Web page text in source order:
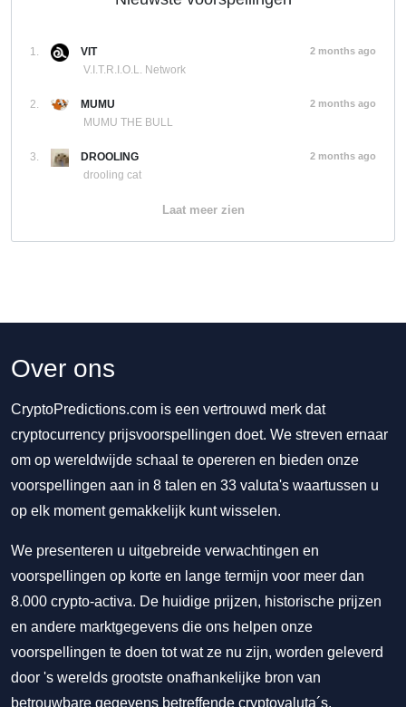
1.
VIT
V.I.T.R.I.O.L. Network
2 months ago
2.
MUMU
MUMU THE BULL
2 months ago
3.
DROOLING
drooling cat
2 months ago
Laat meer zien
Over ons
CryptoPredictions.com is een vertrouwd merk dat
cryptocurrency prijsvoorspellingen doet. We streven ernaar
om op wereldwijde schaal te opereren en bieden onze
voorspellingen aan in 8 talen en 33 valuta's waartussen u
op elk moment gemakkelijk kunt wisselen.
We presenteren u uitgebreide verwachtingen en
voorspellingen op korte en lange termijn voor meer dan
8.000 crypto-activa. De huidige prijzen, historische prijzen
en andere marktgegevens die ons helpen onze
voorspellingen te doen tot wat ze nu zijn, worden geleverd
door 's werelds grootste onafhankelijke bron van
betrouwbare gegevens betreffende cryptovaluta´s,